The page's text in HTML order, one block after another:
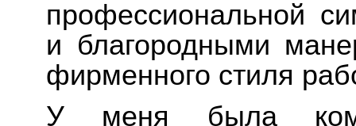
профессиональной
и благородными
фирменного стиля
У меня была